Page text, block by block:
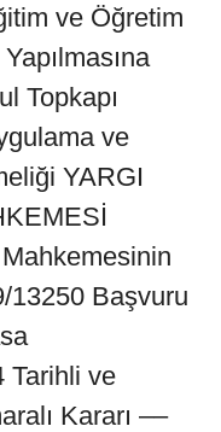
ve Öğretim
Topkapı
ve
YARGI
13250 Başvuru
Tarihli ve
Kararı ––